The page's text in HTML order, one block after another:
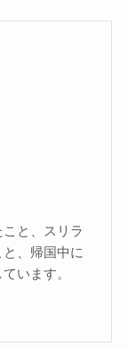
と、スリラ
、帰国中に
います。